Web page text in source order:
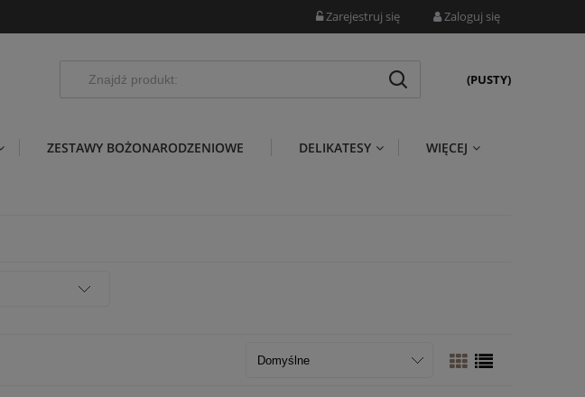
Zarejestruj się Zaloguj się
(PUSTY)
ZESTAWY BOŻONARODZENIOWE DELIKATESY WIĘCEJ